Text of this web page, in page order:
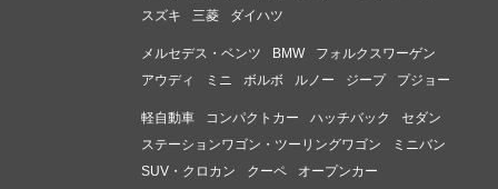
スズキ
三菱 ダイハツ
メルセデス・ベンツ BMW
フォルクスワーゲン
アウディ
ミニ ボルボ ルノー ジープ プジョー
軽自動車 コンパクトカー ハッチバック
セダン
ステーションワゴン・ツーリングワゴン
ミニバン
SUV・クロカン
クーペ
オープンカー